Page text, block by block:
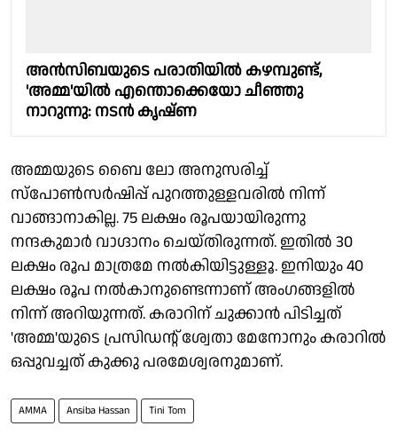
അൻസിബയുടെ പരാതിയിൽ കഴമ്പുണ്ട്,
'അമ്മ'യിൽ എന്തൊക്കെയോ ചീഞ്ഞു
നാറുന്നു: നടൻ കൃഷ്ണ
അമ്മയുടെ ബൈ ലോ അനുസരിച്ച്
സ്പോൺസർഷിപ്പ് പുറത്തുള്ളവരിൽ നിന്ന്
വാങ്ങാനാകില്ല. 75 ലക്ഷം രൂപയായിരുന്നു
നന്ദകുമാർ വാഗ്ദാനം ചെയ്തിരുന്നത്. ഇതിൽ 30
ലക്ഷം രൂപ മാത്രമേ നൽകിയിട്ടുള്ളൂ. ഇനിയും 40
ലക്ഷം രൂപ നൽകാനുണ്ടെന്നാണ് അംഗങ്ങളിൽ
നിന്ന് അറിയുന്നത്. കരാറിന് ചുക്കാൻ പിടിച്ചത്
'അമ്മ'യുടെ പ്രസിഡൻ്റ് ശ്വേതാ മേനോനും കരാറിൽ
ഒപ്പുവച്ചത് കുക്കു പരമേശ്വരനുമാണ്.
AMMA Ansiba Hassan Tini Tom